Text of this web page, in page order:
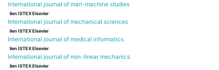
International journal of man-machine studies
lien ISTEX Elsevier
International journal of mechanical sciences
lien ISTEX Elsevier
International journal of medical informatics
lien ISTEX Elsevier
International journal of non-linear mechanics
lien ISTEX Elsevier